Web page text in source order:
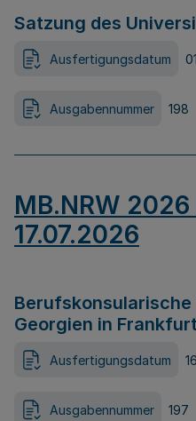
Satzung des
Ausfertigungsdatum
Ausgabennummer 198
MB.NRW 2026
17.07.2026
Georgien in
Ausfertigungsdatum
Ausgabennummer 197